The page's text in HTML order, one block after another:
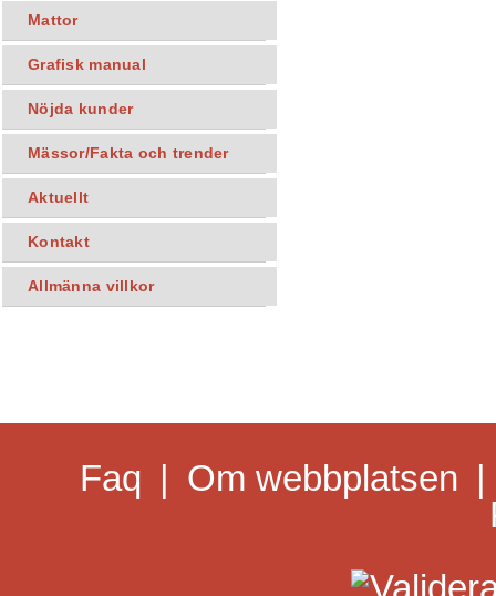
Mattor
Grafisk manual
Nöjda kunder
Mässor/Fakta och trender
Aktuellt
Kontakt
Allmänna villkor
Faq | Om webbplatsen |